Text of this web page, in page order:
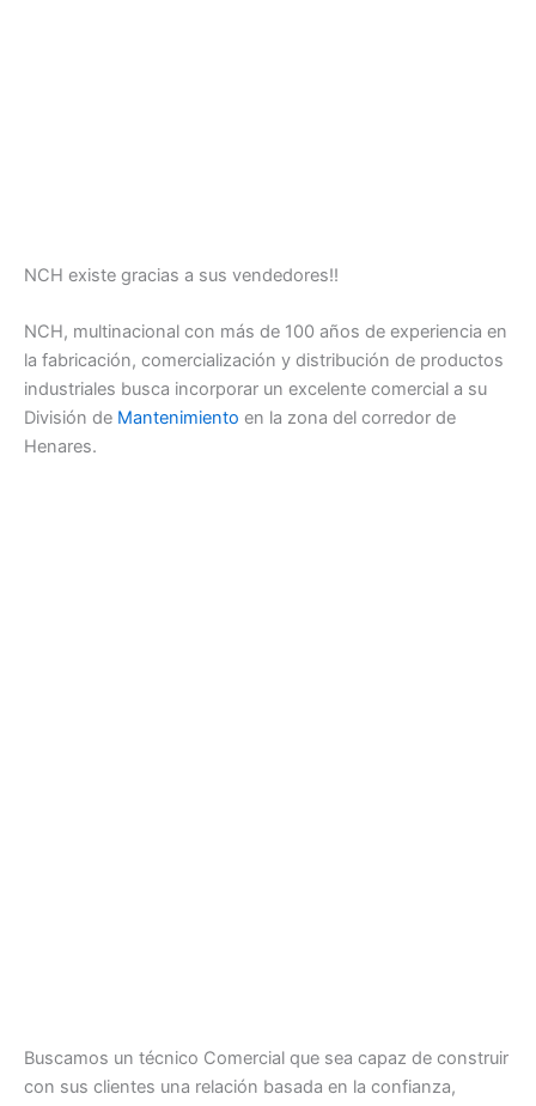
NCH existe gracias a sus vendedores!!
NCH, multinacional con más de 100 años de experiencia en
la fabricación, comercialización y distribución de productos
industriales busca incorporar un excelente comercial a su
División de Mantenimiento en la zona del corredor de
Henares.
Buscamos un técnico Comercial que sea capaz de construir
con sus clientes una relación basada en la confianza,